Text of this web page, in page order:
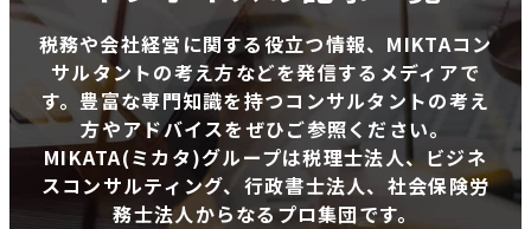
税務や会社経営に関する役立つ情報、MIKTAコン
サルタントの考え方などを発信するメディアで
す。豊富な専門知識を持つコンサルタントの考え
方やアドバイスをぜひご参照ください。
MIKATA(ミカタ)グループは税理士法人、ビジネ
スコンサルティング、行政書士法人、社会保険労
務士法人からなるプロ集団です。